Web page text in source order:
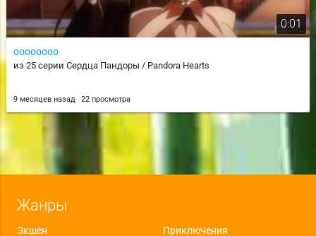
0:01
оооооооо
из 25 серии Сердца Пандоры / Pandora Hearts
9 месяцев назад 22 просмотра
Жанры
Экшен
Приключения